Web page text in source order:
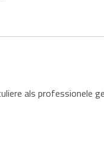
als professionele